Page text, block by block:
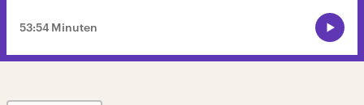
53:54 Minuten